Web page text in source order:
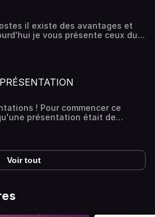
il existe des avantages et
je vous présente ceux du
Peut être que cet épisode
comprendre la réalité de ce
! Pour commencer ce
présentation était de
ce que je vous propose dans
? Vous retrouverez
acast.com/privacy pour plus
Voir tout